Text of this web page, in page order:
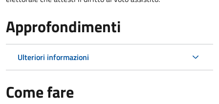
Approfondimenti
Ulteriori informazioni
Come fare